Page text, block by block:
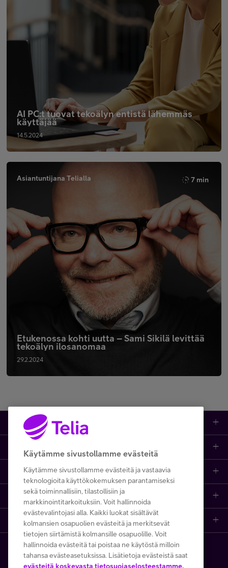
AI PC:t tuovat tekoälyn entistä lähemmäs
käyttäjää
14.5.2024
Asiantuntijana Telialla 7 min
Etukenossa kohti uutta – Sami Sikilä levittää
tekoälyn ilosanomaa
29.2.2024
Tuotteet
IT-palvelut
Yrittäjän palvelut
Julkishallinnolle
Wholesale
Etusivu
Yhteystiedot
Paikalliset yritysmyyjät
Viat ja häiriöt
Opi ja inspiroidu
Artikkelit
Referenssit
Telia
Telia
Telia Cygate
Telia Finland
Telia yrityksenä
Copyright Telia Company 2026
Käytämme sivustollamme evästeitä
Käytämme sivustollamme evästeitä ja vastaavia
teknologioita käyttökokemuksen parantamiseksi
sekä toiminnallisiin, tilastollisiin ja
markkinointitarkoituksiin. Voit hallinnoida
evästevalintojasi alla. Kaikki luokat sisältävät
kolmansien osapuolien evästeitä ja merkitsevät
tietojen siirtämistä kolmansille osapuolille. Voit
hallinnoida evästeitä tai poistaa ne käytöstä milloin
tahansa evästeasetuksissa. Lisätietoja evästeistä saat
evästeitä koskevasta tietosuojaselosteestamme.